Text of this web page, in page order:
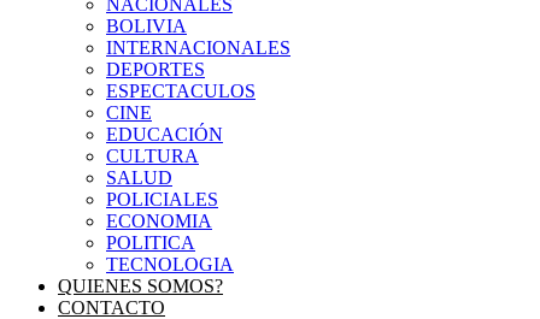
NACIONALES
BOLIVIA
INTERNACIONALES
DEPORTES
ESPECTACULOS
CINE
EDUCACIÓN
CULTURA
SALUD
POLICIALES
ECONOMIA
POLITICA
TECNOLOGIA
QUIENES SOMOS?
CONTACTO